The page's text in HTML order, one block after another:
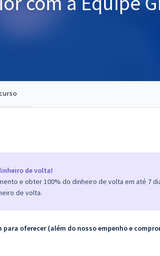
de volta!
e obter 100% do dinheiro de volta em até 7
de volta.
para oferecer (além do nosso empenho e